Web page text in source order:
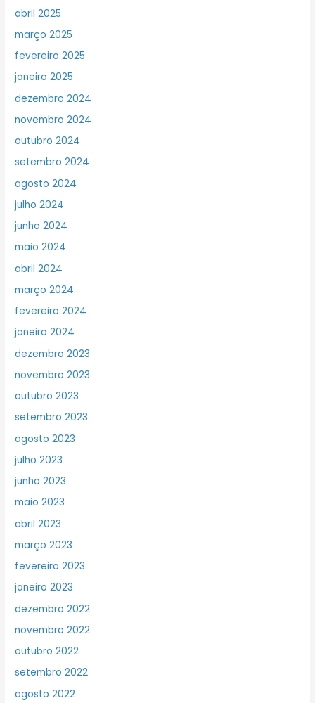
abril 2025
março 2025
fevereiro 2025
janeiro 2025
dezembro 2024
novembro 2024
outubro 2024
setembro 2024
agosto 2024
julho 2024
junho 2024
maio 2024
abril 2024
março 2024
fevereiro 2024
janeiro 2024
dezembro 2023
novembro 2023
outubro 2023
setembro 2023
agosto 2023
julho 2023
junho 2023
maio 2023
abril 2023
março 2023
fevereiro 2023
janeiro 2023
dezembro 2022
novembro 2022
outubro 2022
setembro 2022
agosto 2022